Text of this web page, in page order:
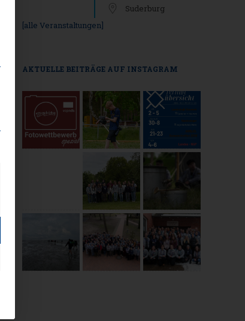
Suderburg
[alle Veranstaltungen]
AKTUELLE BEITRÄGE AUF INSTAGRAM
erste Service-Gruppe ist essenziell und kann nicht